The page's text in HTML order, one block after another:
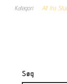
Kategori Alt fra
Søg